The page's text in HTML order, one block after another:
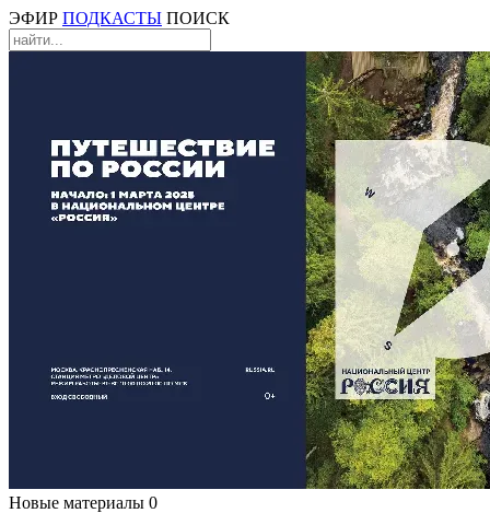
ЭФИР ПОДКАСТЫ ПОИСК
Новые материалы 0